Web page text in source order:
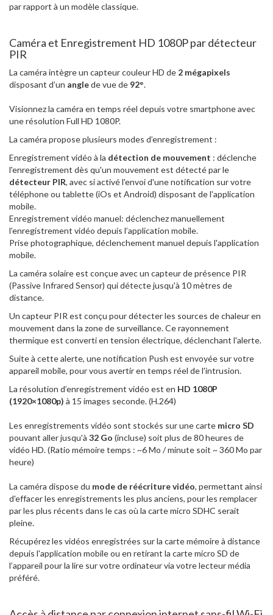
par rapport à un modèle classique.
Caméra et Enregistrement HD 1080P par détecteur
PIR
La caméra intègre un capteur couleur HD de 2 mégapixels
disposant d’un anglede vue de 92°.
Visionnez la caméra en temps réel depuis votre smartphone avec
une résolution Full HD 1080P.
La caméra propose plusieurs modes d’enregistrement :
Enregistrement vidéo à la détection de mouvement : déclenche
l'enregistrement dès qu'un mouvement est détecté par le
détecteur PIR, avec si activé l'envoi d'une notification sur votre
téléphone ou tablette (iOs et Android) disposant de l'application
mobile.
Enregistrement vidéo manuel: déclenchez manuellement
l’enregistrement vidéo depuis l’application mobile.
Prise photographique, déclenchement manuel depuis l'application
mobile.
La caméra solaire est conçue avec un capteur de présence PIR
(Passive Infrared Sensor) qui détecte jusqu'à 10 mètres de
distance.
Un capteur PIR est conçu pour détecter les sources de chaleur en
mouvement dans la zone de surveillance. Ce rayonnement
thermique est converti en tension électrique, déclenchant l'alerte.
Suite à cette alerte, une notification Push est envoyée sur votre
appareil mobile, pour vous avertir en temps réel de l'intrusion.
La résolution d’enregistrement vidéo est en HD 1080P
(1920×1080p) à 15 images seconde. (H.264)
Les enregistrements vidéo sont stockés sur une carte micro SD
pouvant aller jusqu'à 32 Go (incluse) soit plus de 80 heures de
vidéo HD. (Ratio mémoire temps : ~6 Mo / minute soit ~ 360 Mo par
heure)
La caméra dispose du mode de réécriture vidéo, permettant ainsi
d'effacer les enregistrements les plus anciens, pour les remplacer
par les plus récents dans le cas où la carte micro SDHC serait
pleine.
Récupérez les vidéos enregistrées sur la carte mémoire à distance
depuis l'application mobile ou en retirant la carte micro SD de
l’appareil pour la lire sur votre ordinateur via votre lecteur média
préféré.